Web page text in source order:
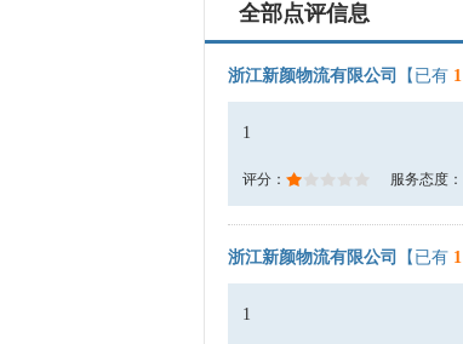
全部点评信息
浙江新颜物流有限公司 【已有 1
1
评分： 服务态度：
浙江新颜物流有限公司 【已有 1
1